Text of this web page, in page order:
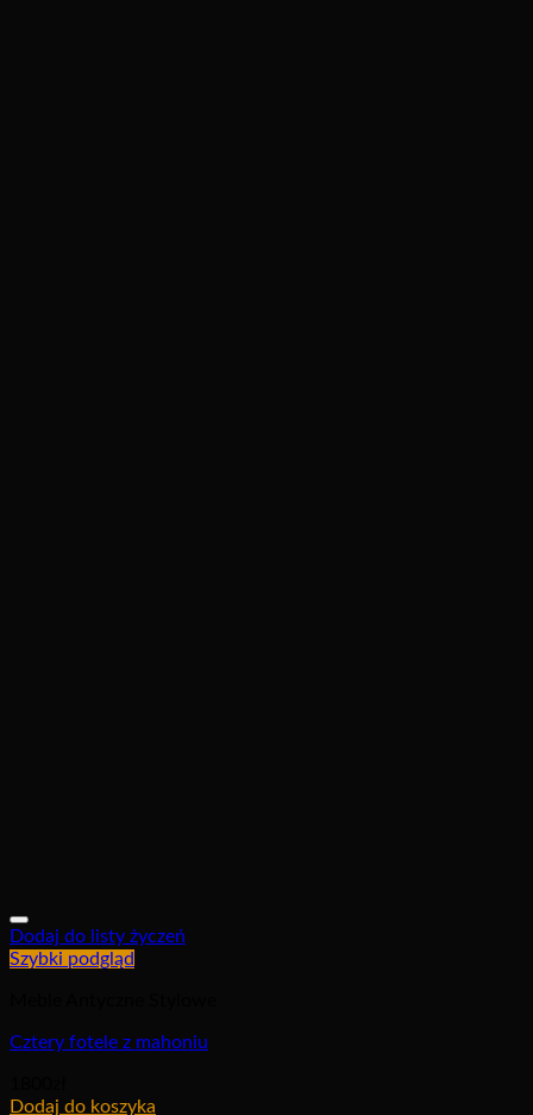
Dodaj do listy życzeń
Szybki podgląd
Cztery fotele z mahoniu
Dodaj do koszyka